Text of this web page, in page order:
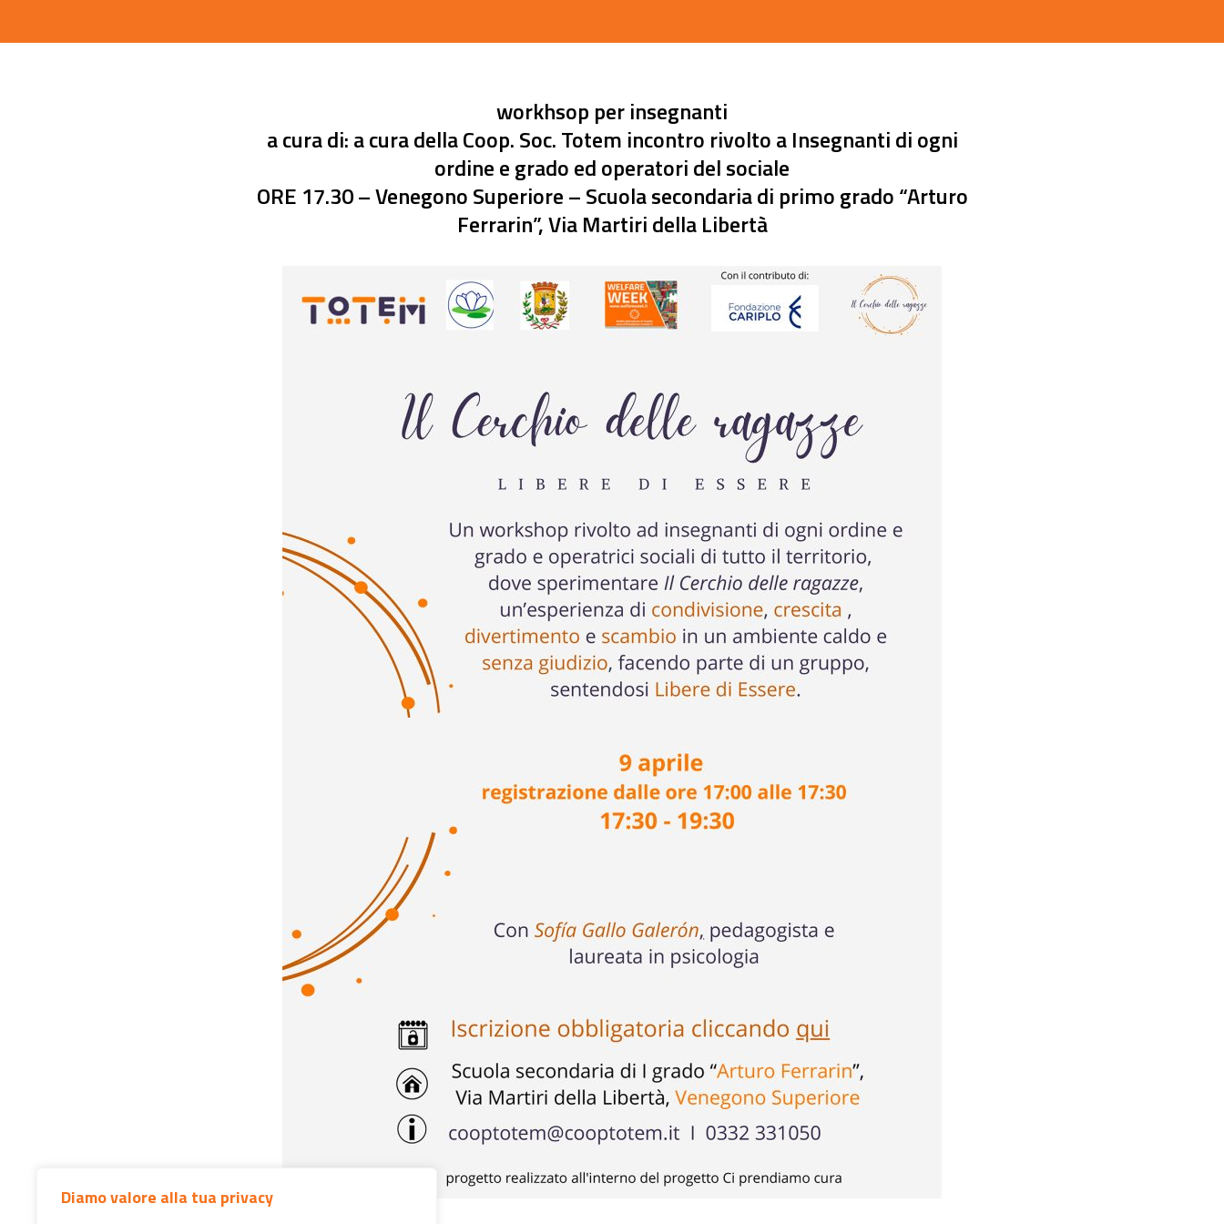
Diamo valore alla tua privacy
workhsop per insegnanti
a cura di: a cura della Coop. Soc. Totem incontro rivolto a Insegnanti di ogni
ordine e grado ed operatori del sociale
ORE 17.30 – Venegono Superiore – Scuola secondaria di primo grado “Arturo
Ferrarin”, Via Martiri della Libertà